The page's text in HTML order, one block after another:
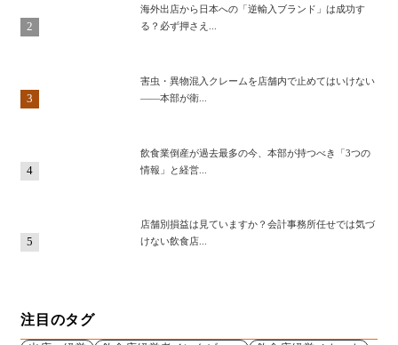
2
海外出店から日本への「逆輸入ブランド」は成功す
る？必ず押さえ...
3
害虫・異物混入クレームを店舗内で止めてはいけない
——本部が衛...
4
飲食業倒産が過去最多の今、本部が持つべき「3つの
情報」と経営...
5
店舗別損益は見ていますか？会計事務所任せでは気づ
けない飲食店...
注目のタグ